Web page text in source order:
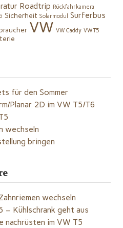
Roadtrip Rückfahrkamera
Sicherheit Solarmodul Surferbus
VW VW Caddy VW T5
für den Sommer
Planar 2D im VW T5/T6
wechseln
bringen
wechseln
– Kühlschrank geht aus
nachrüsten im VW T5